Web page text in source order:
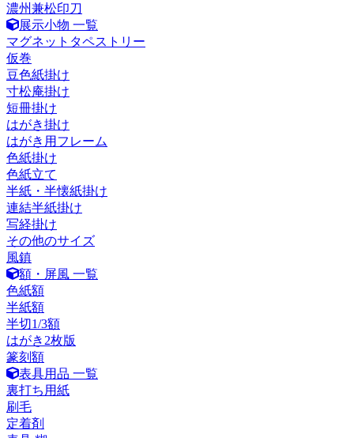
濃州兼松印刀
展示小物 一覧
マグネットタペストリー
仮巻
豆色紙掛け
寸松庵掛け
短冊掛け
はがき掛け
はがき用フレーム
色紙掛け
色紙立て
半紙・半懐紙掛け
連結半紙掛け
写経掛け
その他のサイズ
風鎮
額・屏風 一覧
色紙額
半紙額
半切1/3額
はがき2枚版
篆刻額
表具用品 一覧
裏打ち用紙
刷毛
定着剤